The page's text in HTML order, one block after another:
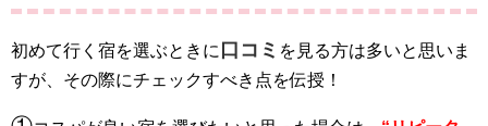
初めて行く宿を選ぶときに 口コミ を見る方は多いと思いま
すが、その際にチェックすべき点を伝授！